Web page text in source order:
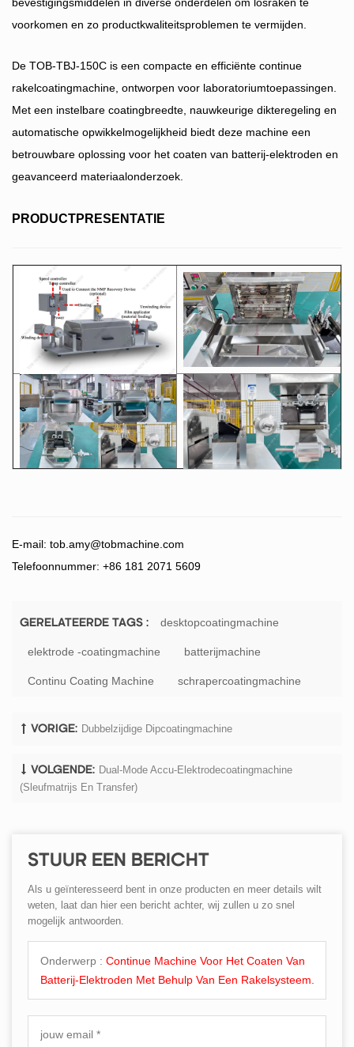
bevestigingsmiddelen in diverse onderdelen om losraken te
voorkomen en zo productkwaliteitsproblemen te vermijden.
De TOB-TBJ-150C is een compacte en efficiënte continue
rakelcoatingmachine, ontworpen voor laboratoriumtoepassingen.
Met een instelbare coatingbreedte, nauwkeurige dikteregeling en
automatische opwikkelmogelijkheid biedt deze machine een
betrouwbare oplossing voor het coaten van batterij-elektroden en
geavanceerd materiaalonderzoek.
PRODUCTPRESENTATIE
E-mail: tob.amy@tobmachine.com
Telefoonnummer: +86 181 2071 5609
GERELATEERDE TAGS : desktopcoatingmachine
elektrode -coatingmachine batterijmachine
Continu Coating Machine schrapercoatingmachine
VORIGE: Dubbelzijdige Dipcoatingmachine
VOLGENDE: Dual-Mode Accu-Elektrodecoatingmachine
(sleufmatrijs En Transfer)
STUUR EEN BERICHT
Als u geïnteresseerd bent in onze producten en meer details wilt
weten, laat dan hier een bericht achter, wij zullen u zo snel
mogelijk antwoorden.
Onderwerp : Continue Machine Voor Het Coaten Van
Batterij-Elektroden Met Behulp Van Een Rakelsysteem.